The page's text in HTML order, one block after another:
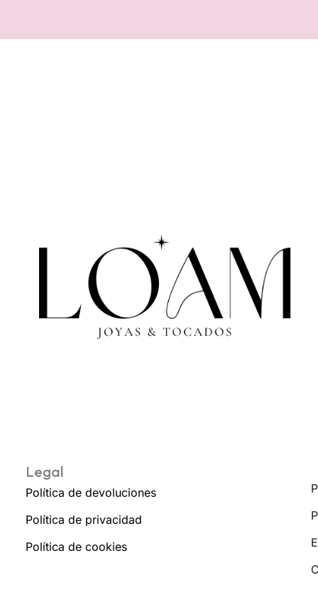
Legal
Política de devoluciones
Política de privacidad
Política de cookies